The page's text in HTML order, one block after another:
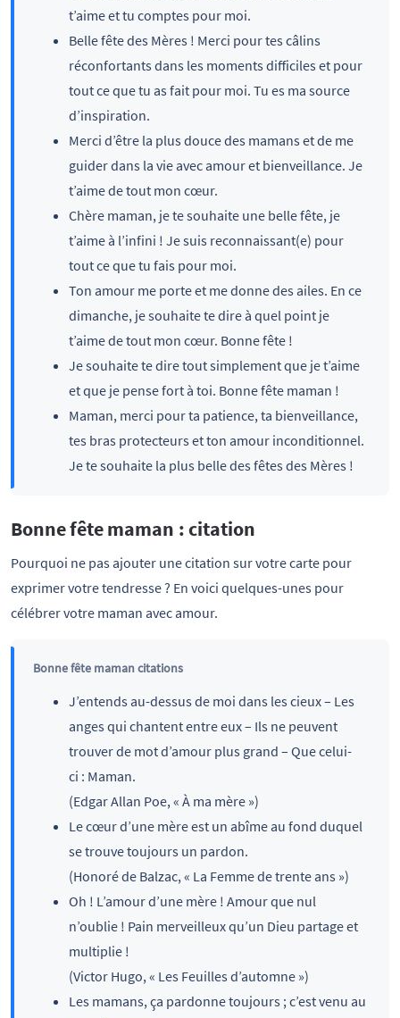
t’aime et tu comptes pour moi.
Belle fête des Mères ! Merci pour tes câlins
réconfortants dans les moments difficiles et pour
tout ce que tu as fait pour moi. Tu es ma source
d’inspiration.
Merci d’être la plus douce des mamans et de me
guider dans la vie avec amour et bienveillance. Je
t’aime de tout mon cœur.
Chère maman, je te souhaite une belle fête, je
t’aime à l’infini ! Je suis reconnaissant(e) pour
tout ce que tu fais pour moi.
Ton amour me porte et me donne des ailes. En ce
dimanche, je souhaite te dire à quel point je
t’aime de tout mon cœur. Bonne fête !
Je souhaite te dire tout simplement que je t’aime
et que je pense fort à toi. Bonne fête maman !
Maman, merci pour ta patience, ta bienveillance,
tes bras protecteurs et ton amour inconditionnel.
Je te souhaite la plus belle des fêtes des Mères !
Bonne fête maman : citation
Pourquoi ne pas ajouter une citation sur votre carte pour
exprimer votre tendresse ? En voici quelques-unes pour
célébrer votre maman avec amour.
Bonne fête maman citations
J’entends au-dessus de moi dans les cieux – Les
anges qui chantent entre eux – Ils ne peuvent
trouver de mot d’amour plus grand – Que celui-
ci : Maman.
(Edgar Allan Poe, « À ma mère »)
Le cœur d’une mère est un abîme au fond duquel
se trouve toujours un pardon.
(Honoré de Balzac, « La Femme de trente ans »)
Oh ! L’amour d’une mère ! Amour que nul
n’oublie ! Pain merveilleux qu’un Dieu partage et
multiplie !
(Victor Hugo, « Les Feuilles d’automne »)
Les mamans, ça pardonne toujours ; c’est venu au